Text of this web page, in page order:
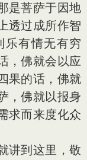
是菩萨于因地
透过成所作智
乐有情无有穷
，佛就会以应
果的话，佛就
，佛就以报身
求而来度化众
讲到这里，敬